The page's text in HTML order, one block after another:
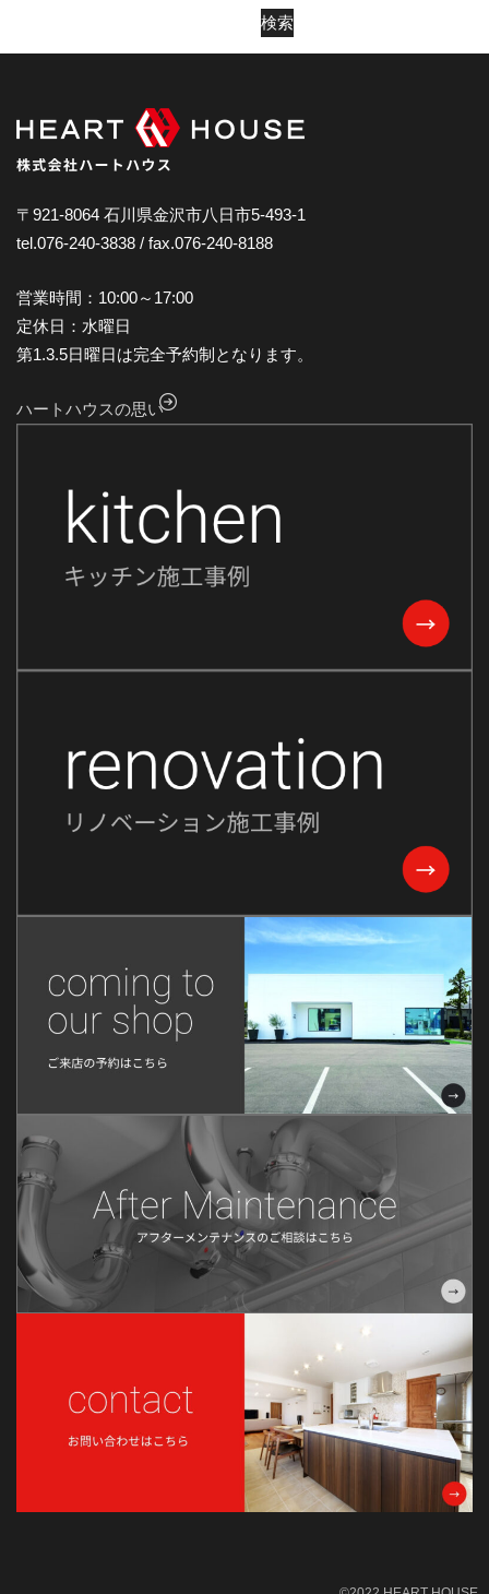
2025年2月
2024年12月
2024年11月
2024年10月
2024年9月
2024年7月
2024年6月
2024年4月
2024年2月
2024年1月
2023年12月
2023年7月
2022年8月
2022年6月
2022年5月
2022年4月
2022年2月
2021年12月
2021年11月
2021年10月
2021年6月
2021年5月
検索
〒921-8064 石川県金沢市八日市5-493-1
tel.076-240-3838 / fax.076-240-8188
営業時間：10:00～17:00
定休日：水曜日
第1.3.5日曜日は完全予約制となります。
ハートハウスの思い